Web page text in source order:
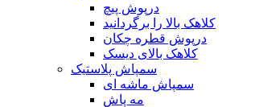
درپوش پیچ
کلاهک بالا را برگردانید
درپوش قطره چکان
کلاهک بالای دیسک
سمپاش پلاستیک
سمپاش ماشه ای
مه پاش